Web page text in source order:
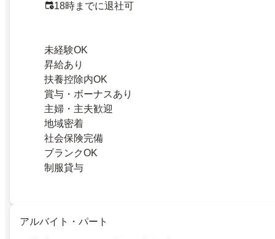
18時までに退社可
未経験OK
昇給あり
扶養控除内OK
賞与・ボーナスあり
主婦・主夫歓迎
地域密着
社会保険完備
ブランクOK
制服貸与
アルバイト・パート